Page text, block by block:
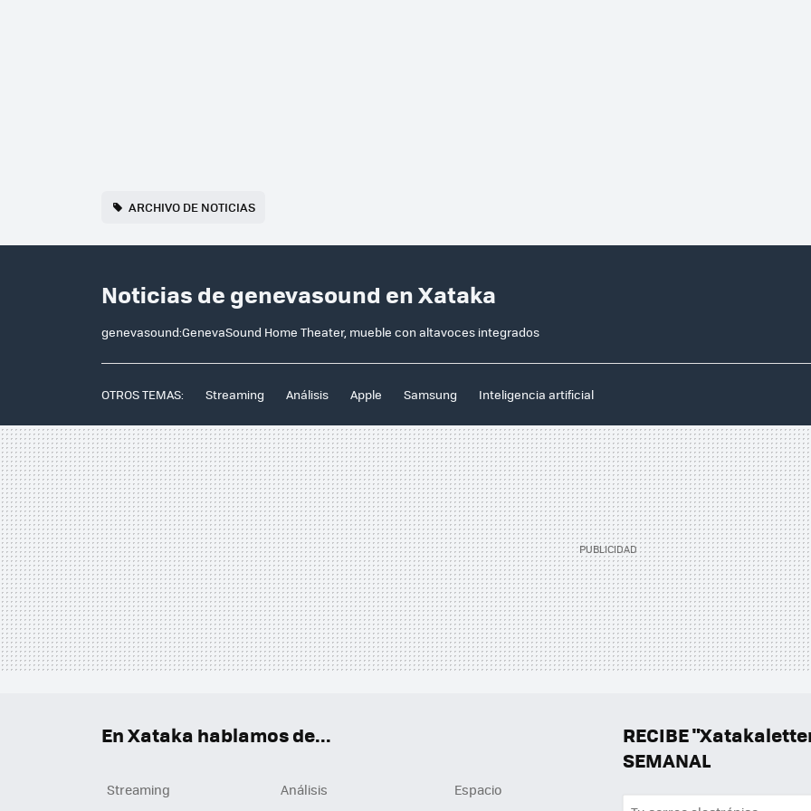
ARCHIVO DE NOTICIAS
Noticias de genevasound en Xataka
genevasound:GenevaSound Home Theater, mueble con altavoces integrados
OTROS TEMAS: Streaming Análisis Apple Samsung Inteligencia artificial
RECIBE
SEMANAL
En Xataka hablamos de...
Streaming Análisis Espacio